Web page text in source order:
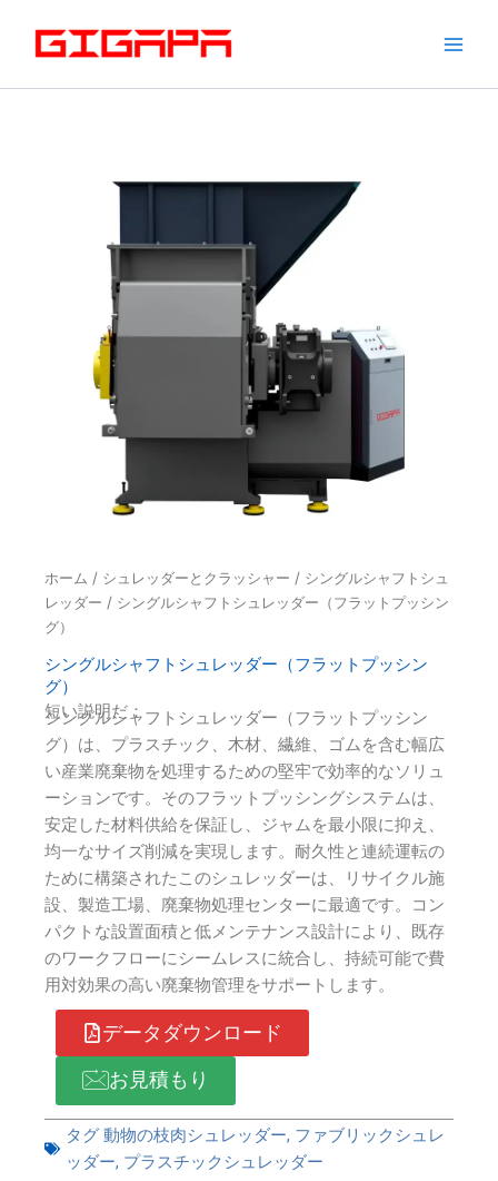
ン
ホーム / シュレッダーとクラッシャー / シングルシャフトシュ
レッダー / シングルシャフトシュレッダー（フラットプッシン
グ）
シングルシャフトシュレッダー（フラットプッシン
グ）
短い説明だ：
シングルシャフトシュレッダー（フラットプッシン
グ）は、プラスチック、木材、繊維、ゴムを含む幅広
い産業廃棄物を処理するための堅牢で効率的なソリュ
ーションです。そのフラットプッシングシステムは、
安定した材料供給を保証し、ジャムを最小限に抑え、
均一なサイズ削減を実現します。耐久性と連続運転の
ために構築されたこのシュレッダーは、リサイクル施
設、製造工場、廃棄物処理センターに最適です。コン
パクトな設置面積と低メンテナンス設計により、既存
のワークフローにシームレスに統合し、持続可能で費
用対効果の高い廃棄物管理をサポートします。
データダウンロード
お見積もり
タグ 動物の枝肉シュレッダー, ファブリックシュレ
ッダー, プラスチックシュレッダー